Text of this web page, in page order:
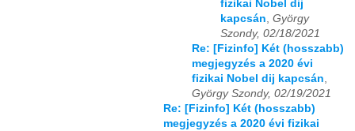
fizikai Nobel dij
kapcsán, György
Szondy, 02/18/2021
Re: [Fizinfo] Két (hosszabb)
megjegyzés a 2020 évi
fizikai Nobel dij kapcsán,
György Szondy, 02/19/2021
Re: [Fizinfo] Két (hosszabb)
megjegyzés a 2020 évi fizikai